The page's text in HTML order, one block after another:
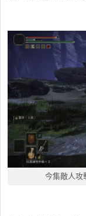
今集敵人攻